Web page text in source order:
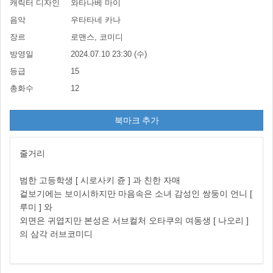
캐릭터 디자인
와타나베 마이
음악
우타타네 카나
장르
로맨스, 코미디
방영일
2024.07.10 23:30 (수)
등급
15
총화수
12
북마크 추가
줄거리
범한 고등학생 [ 시로사키 쥰 ] 과 친한 자매
겉보기에는 보이시하지만 마음속은 소녀 감성인 쌍둥이 언니 [
루미 ] 와
외면은 귀엽지만 본성은 서브컬처 오타쿠의 여동생 [ 나오리 ]
의 삼각 러브코미디